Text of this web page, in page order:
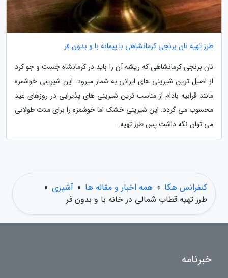
طرز تهیه نان برنجی کرمانشاهی با پیمانه با و بدون فر
نان برنجی کرمانشاهی که ریشه آن را باید در کرمانشاه جست و جو کرد
از اصیل ترین شیرینی های ایرانی به شمار میرود. این شیرینی خوشمزه
مانند قرابیه بادام از مناسب ترین شیرینی های پذیرایی در روزهای عید
محسوب می گردد. این شیرینی خشک اما خوشمزه را برای مدت طولانی
می توان نگه داشت پس طرز تهیه...
کنفرانس هکا » همه اخبار و مقاله ها » آشپزی »
طرز تهیه قطاب شمالی در خانه با و بدون فر
خبرنامه